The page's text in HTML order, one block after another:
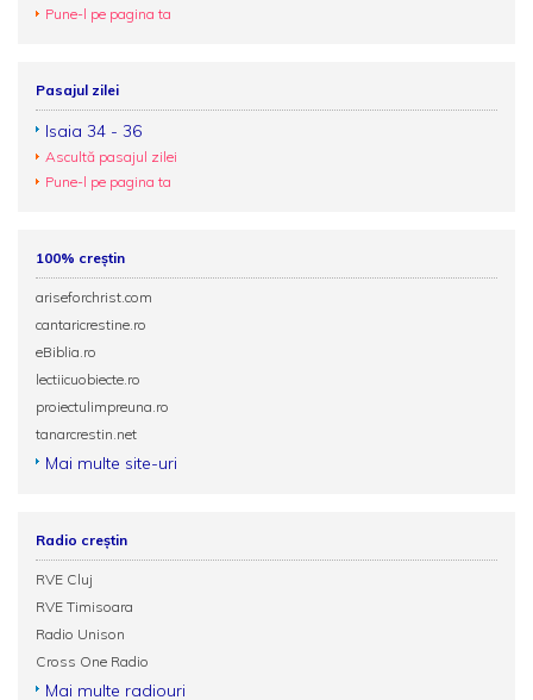
Pune-l pe pagina ta
Pasajul zilei
Isaia 34 - 36
Ascultă pasajul zilei
Pune-l pe pagina ta
100% creștin
ariseforchrist.com
cantaricrestine.ro
eBiblia.ro
lectiicuobiecte.ro
proiectulimpreuna.ro
tanarcrestin.net
Mai multe site-uri
Radio creștin
RVE Cluj
RVE Timisoara
Radio Unison
Cross One Radio
Mai multe radiouri